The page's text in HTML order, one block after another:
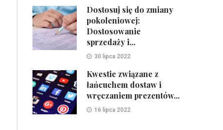
Dostosuj się do zmiany
pokoleniowej:
Dostosowanie
sprzedaży i...
30 lipca 2022
Kwestie związane z
łańcuchem dostaw i
wręczaniem prezentów...
16 lipca 2022